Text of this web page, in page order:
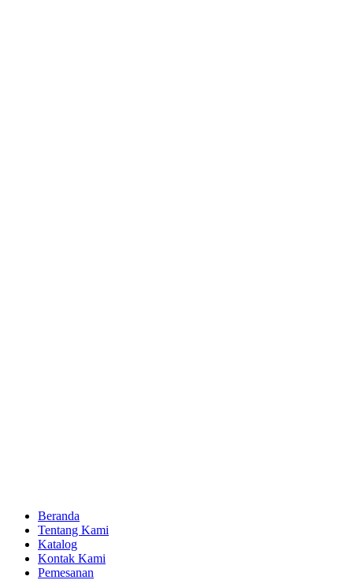
Beranda
Tentang Kami
Katalog
Kontak Kami
Pemesanan